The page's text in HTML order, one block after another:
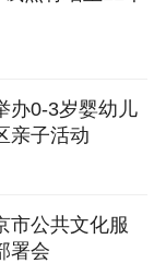
办0-3岁婴幼儿
亲子活动
市公共文化服
署会